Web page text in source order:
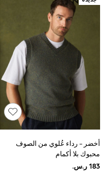
Sun Hats & Caps
Resort Styles
Boys' Holiday Shop
Boys' Travel Styles
Sunset Styles
Occasionwear
Sets & Outfits
Linen Collection
Tops & T-Shirts
Shirts
Polo Shirts
Swimwear
Shorts
Sandals & Clogs
Sun Safe
Rash Vests
Sun Hats & Caps
أخضر - رداء عُلوي من الصوف
محبوك بلا أكمام